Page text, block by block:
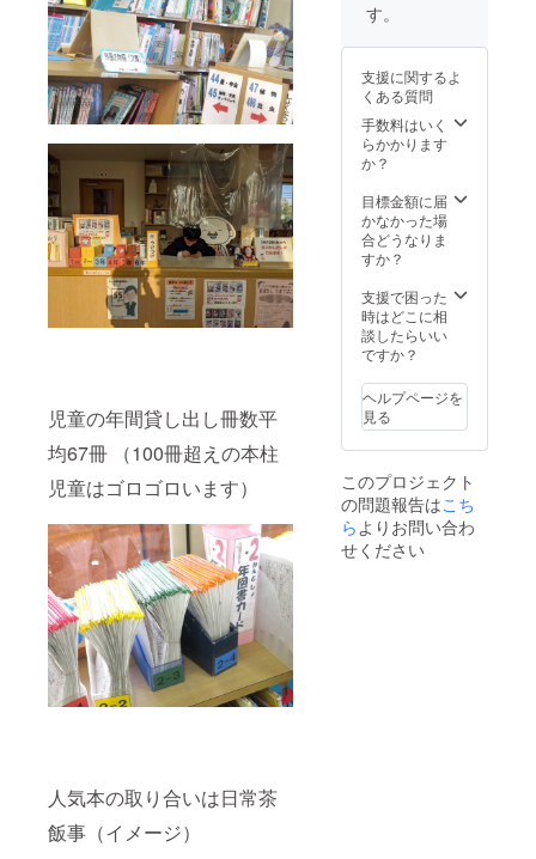
児童の年間貸し出し冊数平
均67冊 （100冊超えの本柱
児童はゴロゴロいます）
人気本の取り合いは日常茶
飯事（イメージ）
名する
ござい
ます。
あらか
じめご
了承く
い。
日市太
つかい
ち たろ
う） ※
匿名希
望可 ※
ネーム
可（常
識の範
囲内で
しま
す） ※
書籍価
格に
は1冊に
2名以上
のお名
前を記
ことも
ござい
ます。
あらか
じめご
す。
支援に関するよ
くある質問
手数料はいく
らかかります
か？
目標金額に届
かなかった場
合どうなりま
すか？
支援で困った
時はどこに相
談したらいい
ですか？
ヘルプページを
見る
このプロジェクト
の問題報告はこち
らよりお問い合わ
せください